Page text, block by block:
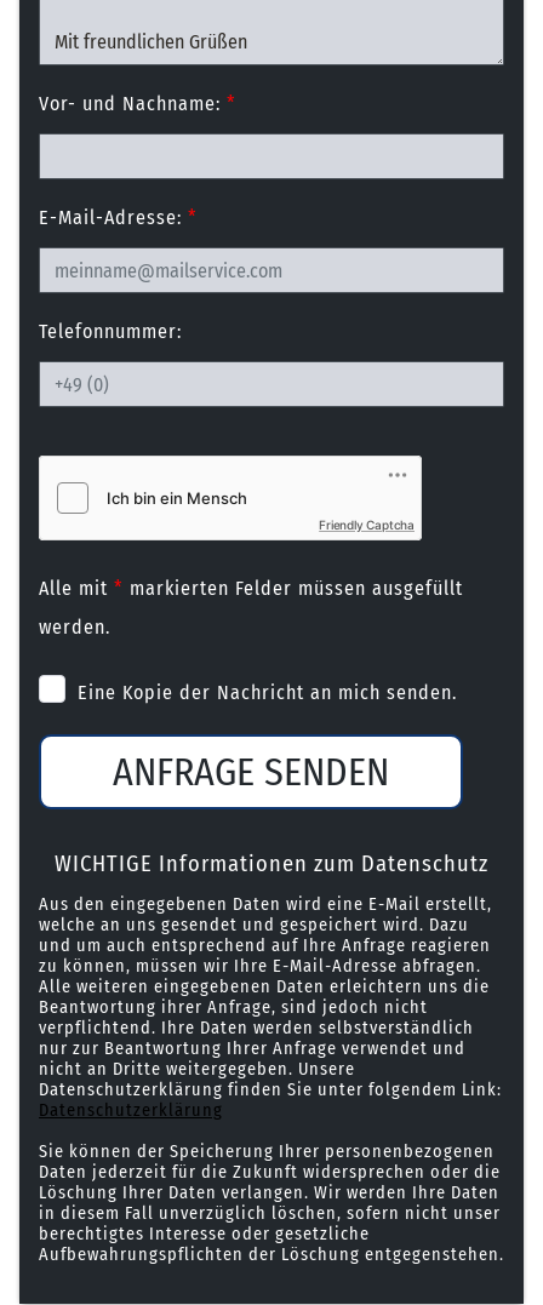
Vor- und Nachname: *
E-Mail-Adresse: *
Telefonnummer:
Friendly Captcha
Alle mit * markierten Felder müssen ausgefüllt
werden.
Eine Kopie der Nachricht an mich senden.
ANFRAGE SENDEN
WICHTIGE Informationen zum Datenschutz
Aus den eingegebenen Daten wird eine E-Mail erstellt,
welche an uns gesendet und gespeichert wird. Dazu
und um auch entsprechend auf Ihre Anfrage reagieren
zu können, müssen wir Ihre E-Mail-Adresse abfragen.
Alle weiteren eingegebenen Daten erleichtern uns die
Beantwortung ihrer Anfrage, sind jedoch nicht
verpflichtend. Ihre Daten werden selbstverständlich
nur zur Beantwortung Ihrer Anfrage verwendet und
nicht an Dritte weitergegeben. Unsere
Datenschutzerklärung finden Sie unter folgendem Link:
Datenschutzerklärung
Sie können der Speicherung Ihrer personenbezogenen
Daten jederzeit für die Zukunft widersprechen oder die
Löschung Ihrer Daten verlangen. Wir werden Ihre Daten
in diesem Fall unverzüglich löschen, sofern nicht unser
berechtigtes Interesse oder gesetzliche
Aufbewahrungspflichten der Löschung entgegenstehen.